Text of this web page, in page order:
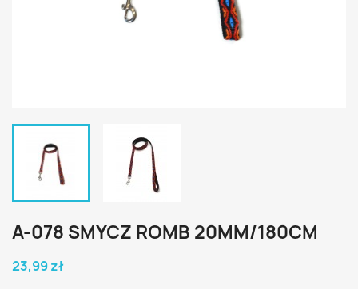
A-078 SMYCZ ROMB 20MM/180CM
23,99 zł